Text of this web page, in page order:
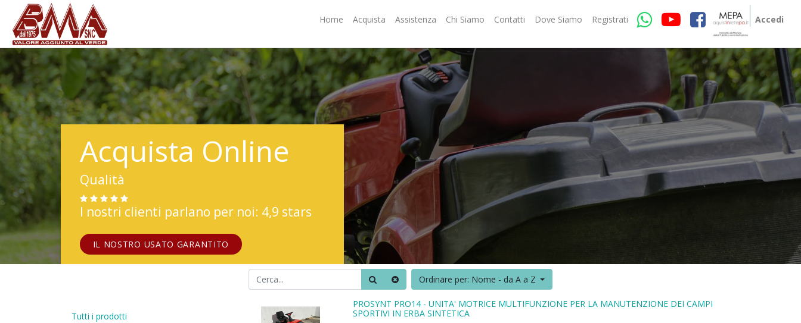
Home Acquista Assistenza Chi Siamo Contatti Dove Siamo Registrati Accedi
Acquista Online
Qualità
I nostri clienti parlano per noi: 4,9 stars
IL NOSTRO USATO GARANTITO
Ordinare per: Nome - da A a Z
Tutti i prodotti
PROSYNT PRO14 - UNITA' MOTRICE MULTIFUNZIONE PER LA MANUTENZIONE DEI CAMPI
SPORTIVI IN ERBA SINTETICA